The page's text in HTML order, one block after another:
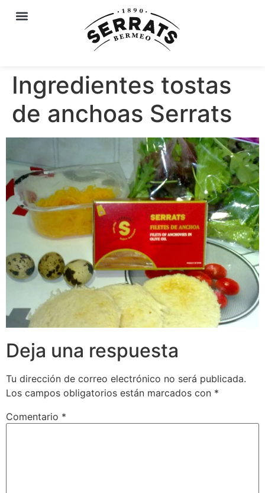
Ingredientes tostas
de anchoas Serrats
Deja una respuesta
Tu dirección de correo electrónico no será publicada.
Los campos obligatorios están marcados con *
Comentario *